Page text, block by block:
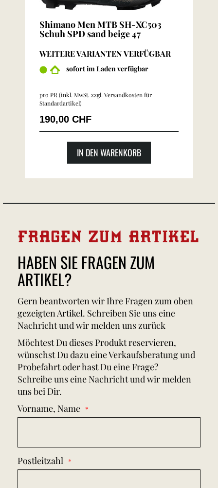
Shimano Men MTB SH-XC503
Schuh SPD sand beige 47
WEITERE VARIANTEN VERFÜGBAR
sofort im Laden verfügbar
pro PR (inkl. MwSt. zzgl.Versandkosten für
Standardartikel)
190,00 CHF
IN DEN WARENKORB
FRAGEN ZUM ARTIKEL
HABEN SIE FRAGEN ZUM
ARTIKEL?
Gern beantworten wir Ihre Fragen zum oben
gezeigten Artikel. Schreiben Sie uns eine
Nachricht und wir melden uns zurück
Möchtest Du dieses Produkt reservieren,
wünschst Du dazu eine Verkaufsberatung und
Probefahrt oder hast Du eine Frage?
Schreibe uns eine Nachricht und wir melden
uns bei Dir.
Vorname, Name
Postleitzahl